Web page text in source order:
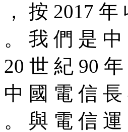
， 按 2017
。 我 們 是
20 世 紀 90
中 國 電 信
。 與 電 信